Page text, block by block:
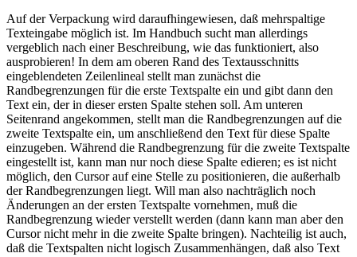
Auf der Verpackung wird daraufhingewiesen, daß mehrspaltige
Texteingabe möglich ist. Im Handbuch sucht man allerdings
vergeblich nach einer Beschreibung, wie das funktioniert, also
ausprobieren! In dem am oberen Rand des Textausschnitts
eingeblendeten Zeilenlineal stellt man zunächst die
Randbegrenzungen für die erste Textspalte ein und gibt dann den
Text ein, der in dieser ersten Spalte stehen soll. Am unteren
Seitenrand angekommen, stellt man die Randbegrenzungen auf die
zweite Textspalte ein, um anschließend den Text für diese Spalte
einzugeben. Während die Randbegrenzung für die zweite Textspalte
eingestellt ist, kann man nur noch diese Spalte edieren; es ist nicht
möglich, den Cursor auf eine Stelle zu positionieren, die außerhalb
der Randbegrenzungen liegt. Will man also nachträglich noch
Änderungen an der ersten Textspalte vornehmen, muß die
Randbegrenzung wieder verstellt werden (dann kann man aber den
Cursor nicht mehr in die zweite Spalte bringen). Nachteilig ist auch,
daß die Textspalten nicht logisch Zusammenhängen, daß also Text